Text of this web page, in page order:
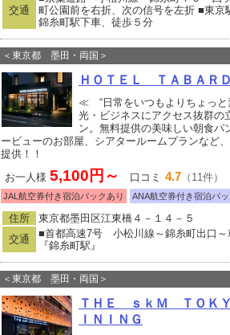
交通
町公園前を右折、次の信号を左折 ■東京
錦糸町駅下車、徒歩５分
＜東京都 墨田・両国＞
ＨＯＴＥＬ ＴＡＢＡＲ
≪ “日常をいつもよりちょっ
光・ビジネスにアクセス抜群の
ン。無料提供の美味しい朝食パ
ービューのお部屋、シアタールームプランなど
提供！！
お一人様 5,100円～ 口コミ 4.7 （11件）
JAL航空券付き宿泊パックあり ANA航空券付き宿泊パッ
住所
東京都墨田区江東橋４－１４－５
交通
■首都高速7号 小松川線～錦糸町出口～
『錦糸町駅』
＜東京都 墨田・両国＞
ＴＨＥ ｓｋＭ ＴＯＫ
ＩＮＩＮＧ